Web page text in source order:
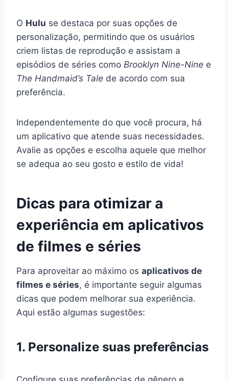
O Hulu se destaca por suas opções de
personalização, permitindo que os usuários
criem listas de reprodução e assistam a
episódios de séries como Brooklyn Nine-Nine e
The Handmaid’s Tale de acordo com sua
preferência.
Independentemente do que você procura, há
um aplicativo que atende suas necessidades.
Avalie as opções e escolha aquele que melhor
se adequa ao seu gosto e estilo de vida!
Dicas para otimizar a
experiência em aplicativos
de filmes e séries
Para aproveitar ao máximo os aplicativos de
filmes e séries, é importante seguir algumas
dicas que podem melhorar sua experiência.
Aqui estão algumas sugestões:
1. Personalize suas preferências